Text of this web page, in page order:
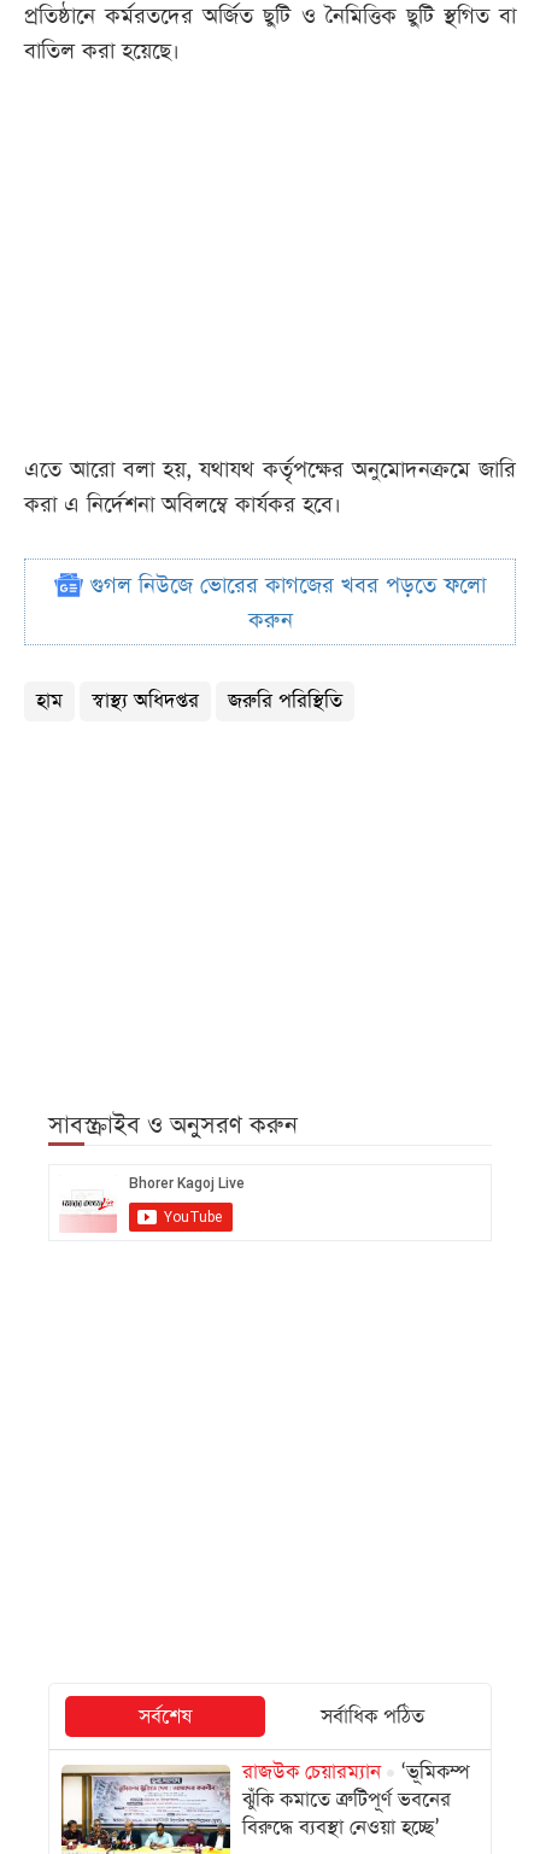
প্রতিষ্ঠানে কর্মরতদের অর্জিত ছুটি ও নৈমিত্তিক ছুটি স্থগিত বা
বাতিল করা হয়েছে।
এতে আরো বলা হয়, যথাযথ কর্তৃপক্ষের অনুমোদনক্রমে জারি
করা এ নির্দেশনা অবিলম্বে কার্যকর হবে।
গুগল নিউজে ভোরের কাগজের খবর পড়তে ফলো
করুন
হাম স্বাস্থ্য অধিদপ্তর জরুরি পরিস্থিতি
সাবস্ক্রাইব ও অনুসরণ করুন
সর্বশেষ
সর্বাধিক পঠিত
রাজউক চেয়ারম্যান
‘ভূমিকম্প
ঝুঁকি কমাতে ত্রুটিপূর্ণ ভবনের
বিরুদ্ধে ব্যবস্থা নেওয়া হচ্ছে’